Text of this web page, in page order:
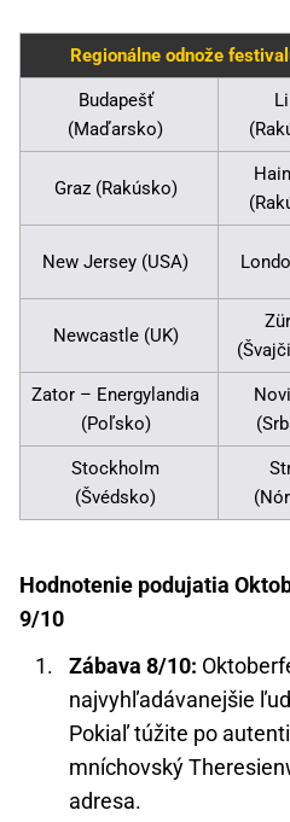
Regionálne odnože
Budapešť
(Maďarsko)
Graz (Rakúsko)
New Jersey (USA)
Newcastle (UK)
Zator – Energylandia
(Poľsko)
Stockholm
(Švédsko)
Hodnotenie podujatia
9/10
Zábava 8/10:
najvyhľadávanejšie
Pokiaľ túžite po
mníchovský
adresa.